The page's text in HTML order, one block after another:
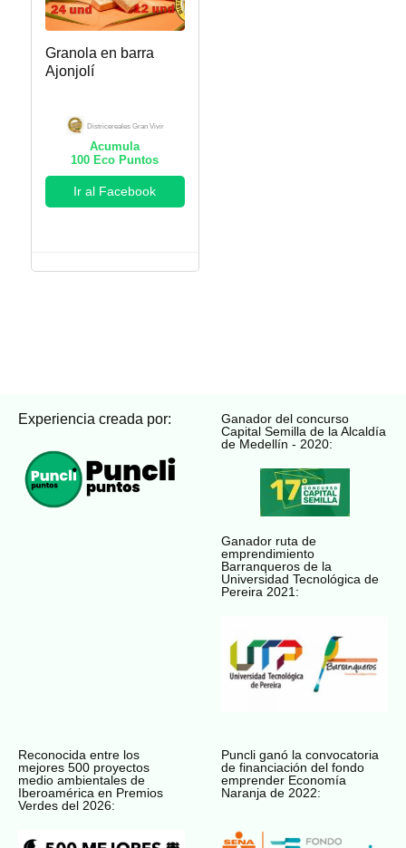
Granola en barra
Ajonjolí
Districereales Gran Vivir
Acumula
100 Eco Puntos
Ir al Facebook
Experiencia creada por:
Ganador del concurso
Capital Semilla de la Alcaldía
de Medellín - 2020:
Ganador ruta de
emprendimiento
Barranqueros de la
Universidad Tecnológica de
Pereira 2021:
Reconocida entre los
mejores 500 proyectos
medio ambientales de
Iberoamérica en Premios
Verdes del 2026:
Puncli ganó la convocatoria
de financiación del fondo
emprender Economía
Naranja de 2022: